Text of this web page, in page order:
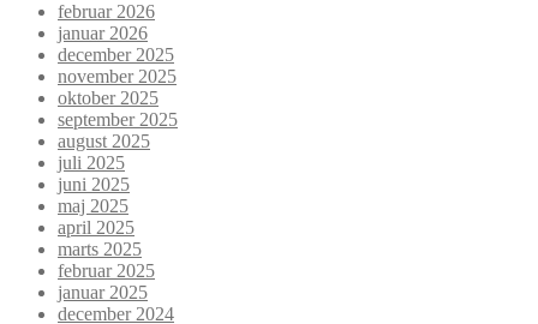
februar 2026
januar 2026
december 2025
november 2025
oktober 2025
september 2025
august 2025
juli 2025
juni 2025
maj 2025
april 2025
marts 2025
februar 2025
januar 2025
december 2024